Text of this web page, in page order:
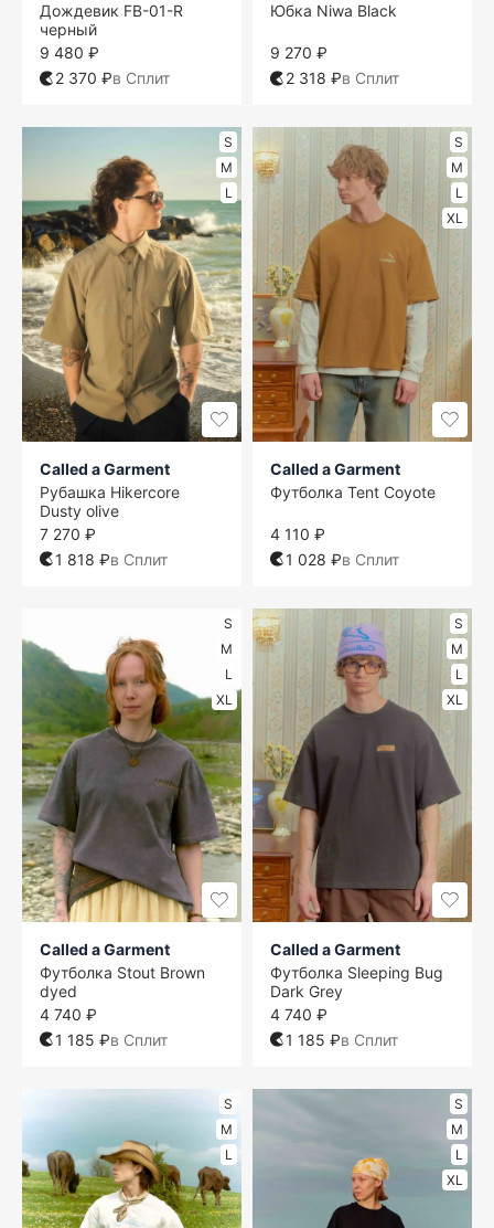
Дождевик FB-01-R
черный
9 480 ₽
2 370 ₽в Сплит
Юбка Niwa Black
9 270 ₽
2 318 ₽в Сплит
S
M
L
Called a Garment
Рубашка Hikercore
Dusty olive
7 270 ₽
1 818 ₽в Сплит
S
M
L
XL
Called a Garment
Футболка Tent Coyote
4 110 ₽
1 028 ₽в Сплит
S
M
L
XL
Called a Garment
Футболка Stout Brown
dyed
4 740 ₽
1 185 ₽в Сплит
S
M
L
XL
Called a Garment
Футболка Sleeping Bug
Dark Grey
4 740 ₽
1 185 ₽в Сплит
S
M
L
S
M
L
XL